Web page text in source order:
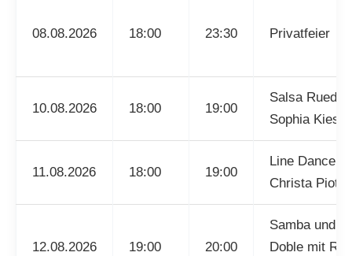
08.08.2026 18:00 23:30 Privatfeier
10.08.2026 18:00 19:00
Salsa Rueda
Sophia Kiesel
11.08.2026 18:00 19:00
Line Dance
Christa
12.08.2026 19:00 20:00
Samba und
Doble mit R.